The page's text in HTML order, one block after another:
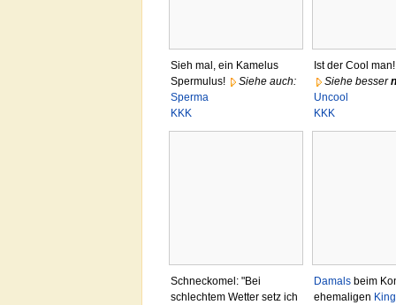
Sieh mal, ein Kamelus
Spermulus!
Siehe auch:
Sperma
KKK
Ist der Cool man!
Siehe besser
Uncool
KKK
Schneckomel: "Bei
schlechtem Wetter setz ich
Damals beim
ehemaligen